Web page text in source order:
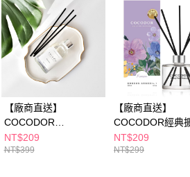
不需立刻繳費，但若您需要取消訂單，請聯絡
意取消之訂單仍視為有效，需透過AFTEE先享
先享後付 」之結帳頁面顯示為準，若有關於
欲退款等相關疑問，請聯繫「AFTEE先享後付
support/home
公司提供之「AFTEE先享後付」服務完成之交
提供個人資料，並將交易相關給付款項請求債
司。
瀏覽以下網址：
【廠商直送】
COCODOR
WHITELABEL擴香瓶
200ml-多款任選
NT$209
NT$399
【廠商直送】
COCODOR經典
瓶200ml-多款任
NT$209
NT$299